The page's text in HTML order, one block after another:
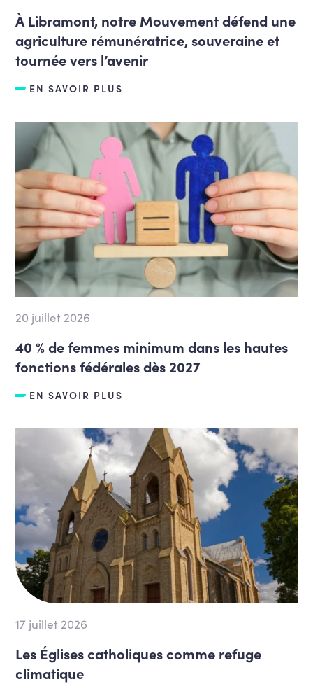
À Libramont, notre Mouvement défend une
agriculture rémunératrice, souveraine et
tournée vers l’avenir
EN SAVOIR PLUS
20 juillet 2026
40 % de femmes minimum dans les hautes
fonctions fédérales dès 2027
EN SAVOIR PLUS
17 juillet 2026
Les Églises catholiques comme refuge
climatique